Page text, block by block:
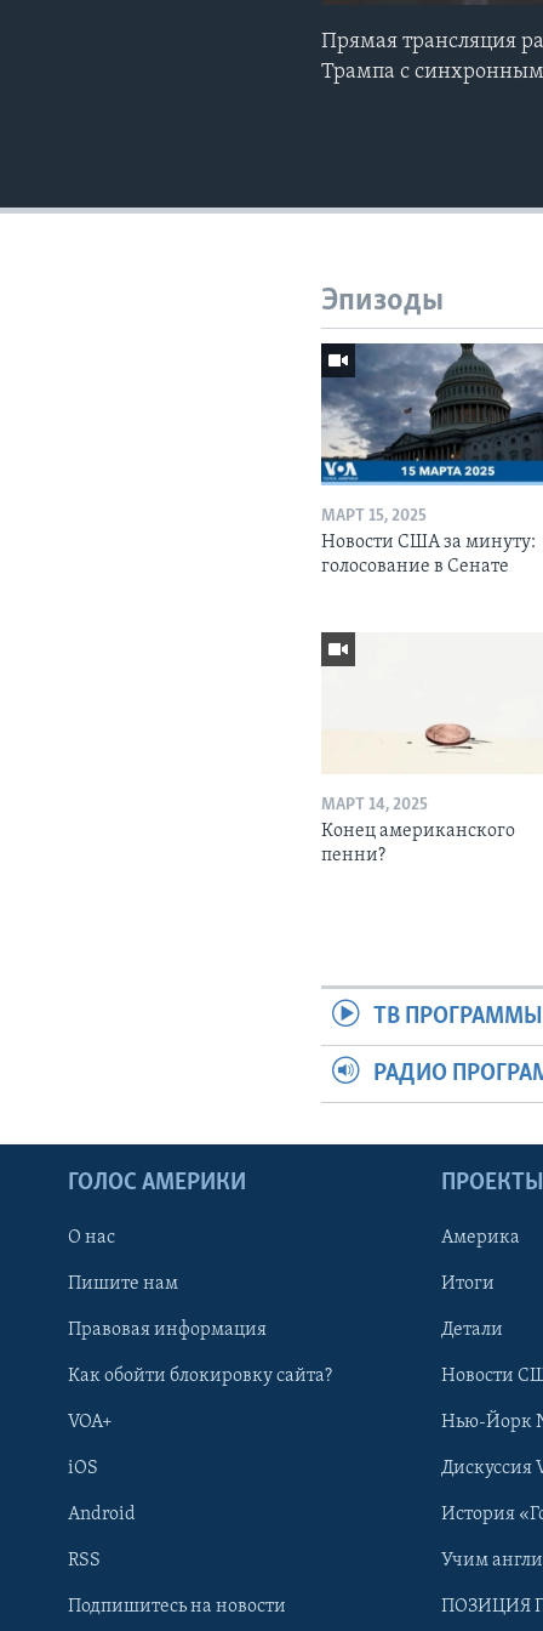
Learning English
Прямая трансляция
Трампа с
Эпизоды
МАРТ 15, 2025
Новости США за минуту:
голосование в Сенате
МАРТ 14, 2025
Конец американского
пенни?
ТВ ПРОГРАММЫ
РАДИО
ГОЛОС АМЕРИКИ
О нас
Пишите нам
Правовая информация
Как обойти блокировку сайта?
VOA+
iOS
Android
RSS
Подпишитесь на новости
ПРОЕКТЫ
Америка
Итоги
Детали
Новости
Нью-Йорк
Дискуссия
История
Учим
ПОЗИЦИЯ